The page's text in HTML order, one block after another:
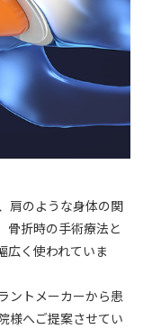
肩のような身体の関
骨折時の手術療法と
広く使われていま
ントメーカーから患
様へご提案させてい